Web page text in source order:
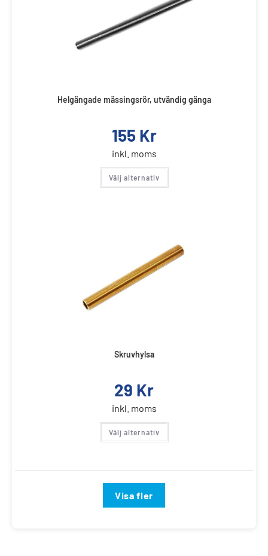
Helgängade mässingsrör, utvändig gänga
155 Kr
inkl. moms
Välj alternativ
Skruvhylsa
29 Kr
inkl. moms
Välj alternativ
Visa fler